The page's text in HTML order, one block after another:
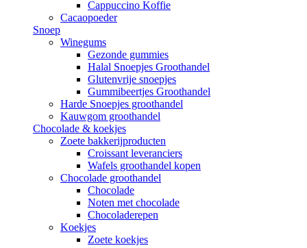
Cappuccino Koffie
Cacaopoeder
Snoep
Winegums
Gezonde gummies
Halal Snoepjes Groothandel
Glutenvrije snoepjes
Gummibeertjes Groothandel
Harde Snoepjes groothandel
Kauwgom groothandel
Chocolade & koekjes
Zoete bakkerijproducten
Croissant leveranciers
Wafels groothandel kopen
Chocolade groothandel
Chocolade
Noten met chocolade
Chocoladerepen
Koekjes
Zoete koekjes